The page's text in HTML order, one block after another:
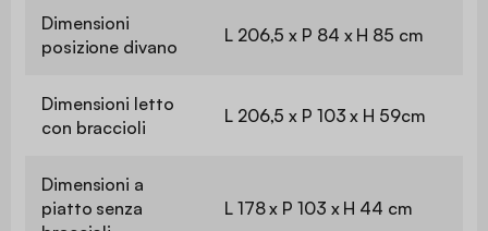
Dimensioni
posizione divano
L 206,5 x P 84 x H 85 cm
Dimensioni letto
con braccioli
L 206,5 x P 103 x H 59cm
Dimensioni a
piatto senza
L 178 x P 103 x H 44 cm